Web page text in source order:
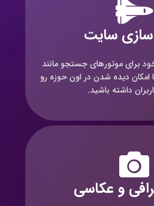
سازی سایت
برای موتورهای جستجو مانند
دیده شدن در اون حوزه رو
داشته باشید.
و عکاسی